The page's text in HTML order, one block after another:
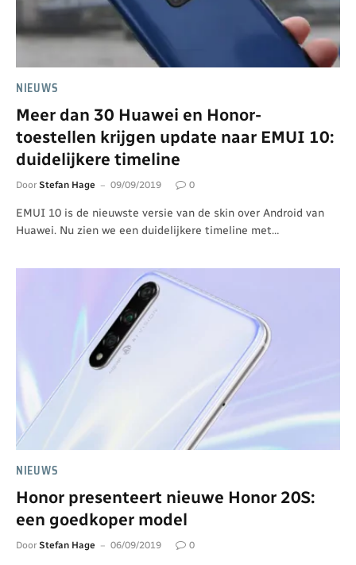
NIEUWS
Meer dan 30 Huawei en Honor-
toestellen krijgen update naar EMUI 10:
duidelijkere timeline
Door Stefan Hage 09/09/2019 0
EMUI 10 is de nieuwste versie van de skin over Android van
Huawei. Nu zien we een duidelijkere timeline met…
NIEUWS
Honor presenteert nieuwe Honor 20S:
een goedkoper model
Door Stefan Hage 06/09/2019 0